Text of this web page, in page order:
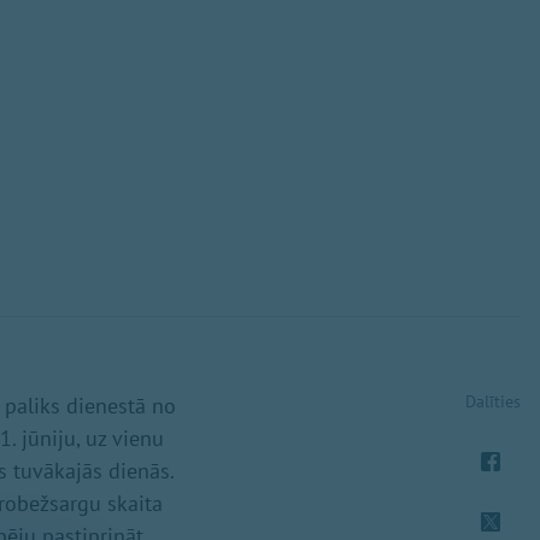
dienestā no
jūniju, uz vienu
tuvākajās dienās.
skaita
Dalīties